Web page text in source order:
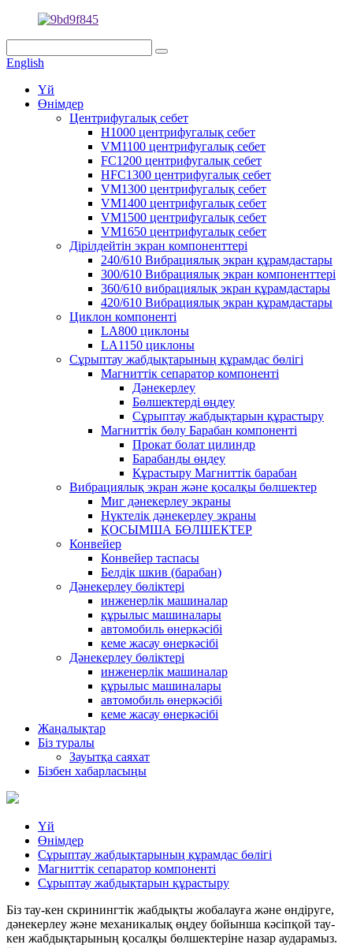
English
Үй
Өнімдер
Центрифугалық себет
H1000 центрифугалық себет
VM1100 центрифугалық себет
FC1200 центрифугалық себет
HFC1300 центрифугалық себет
VM1300 центрифугалық себет
VM1400 центрифугалық себет
VM1500 центрифугалық себет
VM1650 центрифугалық себет
Дірілдейтін экран компоненттері
240/610 Вибрациялық экран құрамдастары
300/610 Вибрациялық экран компоненттері
360/610 вибрациялық экран құрамдастары
420/610 Вибрациялық экран құрамдастары
Циклон компоненті
LA800 циклоны
LA1150 циклоны
Сұрыптау жабдықтарының құрамдас бөлігі
Магниттік сепаратор компоненті
Дәнекерлеу
Бөлшектерді өңдеу
Сұрыптау жабдықтарын құрастыру
Магниттік бөлу Барабан компоненті
Прокат болат цилиндр
Барабанды өңдеу
Құрастыру Магниттік барабан
Вибрациялық экран және қосалқы бөлшектер
Миг дәнекерлеу экраны
Нүктелік дәнекерлеу экраны
ҚОСЫМША БӨЛШЕКТЕР
Конвейер
Конвейер таспасы
Белдік шкив (барабан)
Дәнекерлеу бөліктері
инженерлік машиналар
құрылыс машиналары
автомобиль өнеркәсібі
кеме жасау өнеркәсібі
Дәнекерлеу бөліктері
инженерлік машиналар
құрылыс машиналары
автомобиль өнеркәсібі
кеме жасау өнеркәсібі
Жаңалықтар
Біз туралы
Зауытқа саяхат
Бізбен хабарласыңы
Үй
Өнімдер
Сұрыптау жабдықтарының құрамдас бөлігі
Магниттік сепаратор компоненті
Сұрыптау жабдықтарын құрастыру
Біз тау-кен скринингтік жабдықты жобалауға және өндіруге,
дәнекерлеу және механикалық өңдеу бойынша кәсіпқой тау-
кен жабдықтарының қосалқы бөлшектеріне назар аударамыз.